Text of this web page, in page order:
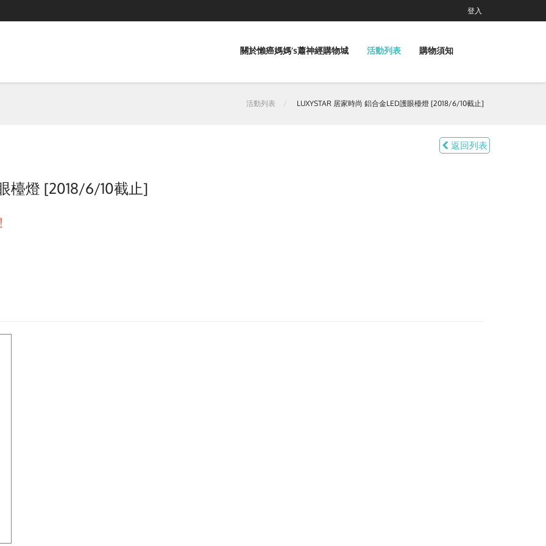
登入
關於懶癌媽媽‘s蕭神經購物城 活動列表 購物須知
活動列表 LUXYSTAR 居家時尚 鋁合金LED護眼檯燈 [2018/6/10截止]
返回列表
檯燈 [2018/6/10截止]